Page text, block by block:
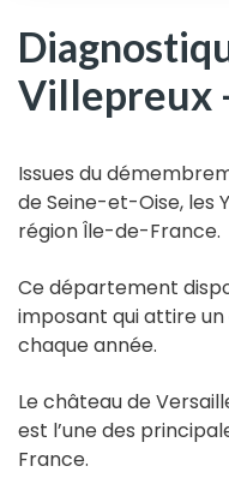
Villepreux
Issues du
de Seine-et-Oise, les
région Île-de-France.
Ce département
imposant qui attire
chaque année.
Le château de
est l’une des
France.